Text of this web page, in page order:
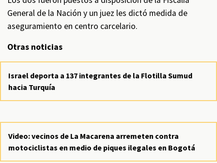
General de la Nación y un juez les dictó medida de
aseguramiento en centro carcelario.
Otras noticias
Israel deporta a 137 integrantes de la Flotilla Sumud
hacia Turquía
Video: vecinos de La Macarena arremeten contra
motociclistas en medio de piques ilegales en Bogotá